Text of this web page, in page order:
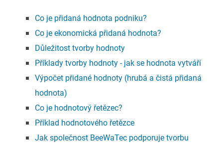
Co je přidaná hodnota podniku?
Co je ekonomická přidaná hodnota?
Důležitost tvorby hodnoty
Příklady tvorby hodnoty - jak se hodnota vytváří
Výpočet přidané hodnoty (hrubá a čistá přidaná
hodnota)
Co je hodnotový řetězec?
Příklad hodnotového řetězce
Jak společnost BeeWaTec podporuje tvorbu